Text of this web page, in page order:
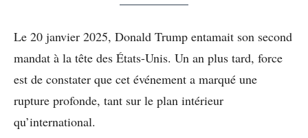
Le 20 janvier 2025, Donald Trump entamait son second
mandat à la tête des États-Unis. Un an plus tard, force
est de constater que cet événement a marqué une
rupture profonde, tant sur le plan intérieur
qu’international.